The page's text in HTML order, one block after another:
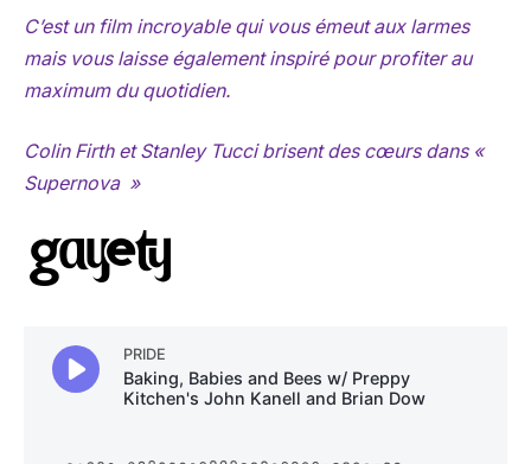
C’est un film incroyable qui vous émeut aux larmes
mais vous laisse également inspiré pour profiter au
maximum du quotidien.
Colin Firth et Stanley Tucci brisent des cœurs dans «
Supernova »